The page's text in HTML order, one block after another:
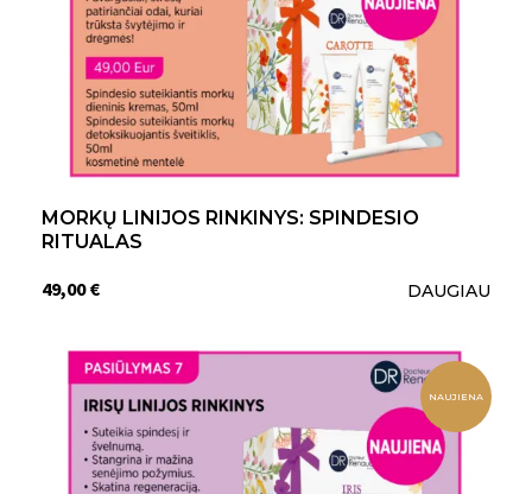
MORKŲ LINIJOS RINKINYS: SPINDESIO
RITUALAS
49,00 € DAUGIAU
NAUJIENA